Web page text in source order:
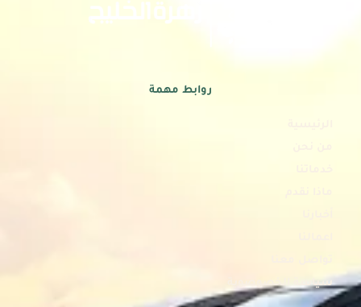
روابط مهمة
سياسة الخصوصوية